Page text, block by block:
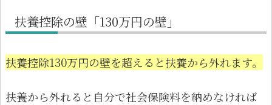
扶養控除の壁「130万円の壁」
扶養控除130万円の壁を超えると扶養から外れます。
扶養から外れると自分で社会保険料を納めなければ